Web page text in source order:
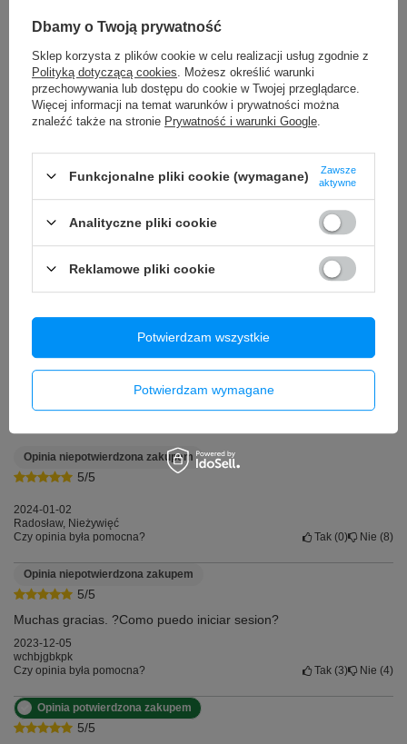
Potrzebujesz pomocy? Masz pytania?
najciekawsze pytania i odpowiedzi publikując
dla innych.
Zadaj pytanie
5.00
Liczba wystawionych opinii: 4
Napisz swoją opinię
Pokaż tylko opinie potwierdzone zakupem
5/5
Opinia niepotwierdzona zakupem
2024-01-02
Radosław, Nieżywięć
Czy opinia była pomocna?
Tak 0 Nie 8
5/5
Opinia niepotwierdzona zakupem
Muchas gracias. ?Como puedo iniciar sesion?
2023-12-05
wchbjgbkpk
Czy opinia była pomocna?
Tak 3 Nie 4
5/5
Opinia potwierdzona zakupem
Dbamy o Twoją prywatność
Sklep korzysta z plików cookie w celu realizacji usług zgodnie z
Polityką dotyczącą cookies . Możesz określić warunki
przechowywania lub dostępu do cookie w Twojej przeglądarce.
Więcej informacji na temat warunków i prywatności można
znaleźć także na stronie Prywatność i warunki Google
Funkcjonalne pliki cookie (wymagane)
Zawsze
aktywne
Analityczne pliki cookie
Reklamowe pliki cookie
Potwierdzam wymagane
Potwierdzam wszystkie